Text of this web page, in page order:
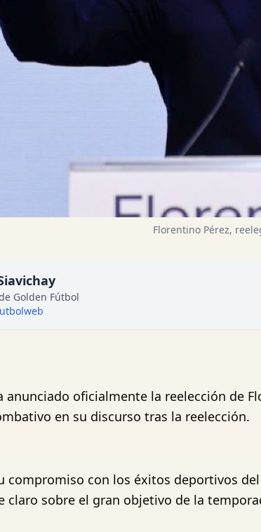
Florentino Pérez,
Golden Fútbol
anunciado oficialmente la reelección de
en su discurso tras la reelección.
compromiso con los éxitos deportivos
claro sobre el gran objetivo de la